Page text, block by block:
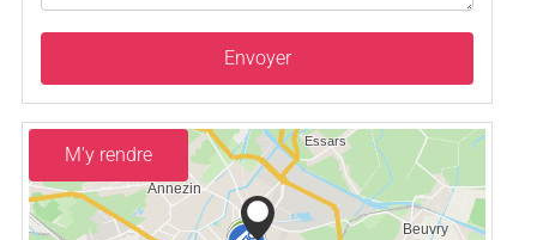
Envoyer
M'y rendre